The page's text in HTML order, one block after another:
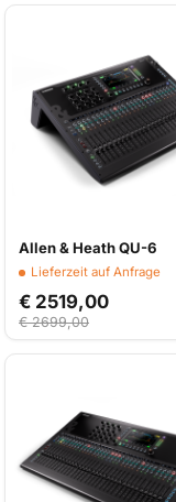
Allen & Heath QU-6
Lieferzeit auf Anfrage
€ 2519,00
€ 2699,00